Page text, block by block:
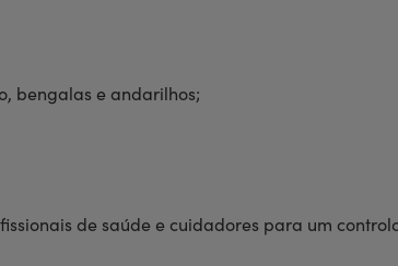
bengalas e andarilhos;
de saúde e cuidadores para um